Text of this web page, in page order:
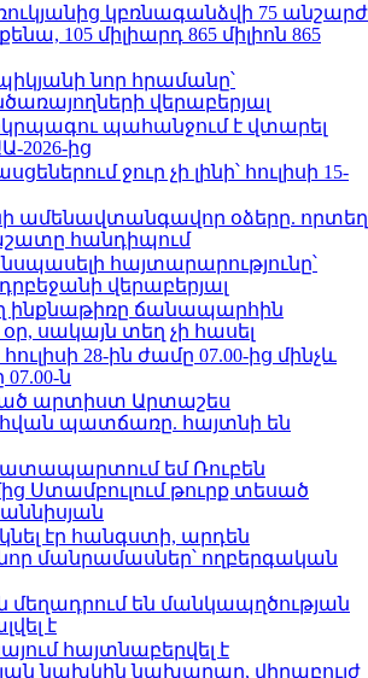
կբռնագանձվի 75 անշարժ
105 միլիարդ 865 միլիոն 865
նոր հրամանը՝
վերաբերյալ
պահանջում է վտարել
2026-ից
ջուր չի լինի՝ հուլիսի 15-
ամենավտանգավոր օձերը. որտեղ
հանդիպում
հայտարարությունը՝
վերաբերյալ
ինքնաթիռը ճանապարհին
սակայն տեղ չի հասել
հուլիսի 28-ին ժամը 07.00-ից մինչև
ն
արտիստ Արտաշես
պատճառը. հայտնի են
եմ Ռուբեն
Ստամբուլում թուրք տեսած
էր հանգստի, արդեն
մանրամասներ՝ ողբերգական
մեղադրում են մանկապղծության
է
հայտնաբերվել է
նախկին նախարար, վիրաբույժ